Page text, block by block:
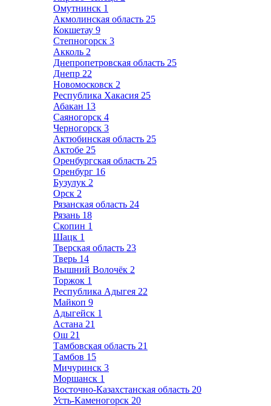
Омутнинск 1
Акмолинская область 25
Кокшетау 9
Степногорск 3
Акколь 2
Днепропетровская область 25
Днепр 22
Новомосковск 2
Республика Хакасия 25
Абакан 13
Саяногорск 4
Черногорск 3
Актюбинская область 25
Актобе 25
Оренбургская область 25
Оренбург 16
Бузулук 2
Орск 2
Рязанская область 24
Рязань 18
Скопин 1
Шацк 1
Тверская область 23
Тверь 14
Вышний Волочёк 2
Торжок 1
Республика Адыгея 22
Майкоп 9
Адыгейск 1
Астана 21
Ош 21
Тамбовская область 21
Тамбов 15
Мичуринск 3
Моршанск 1
Восточно-Казахстанская область 20
Усть-Каменогорск 20